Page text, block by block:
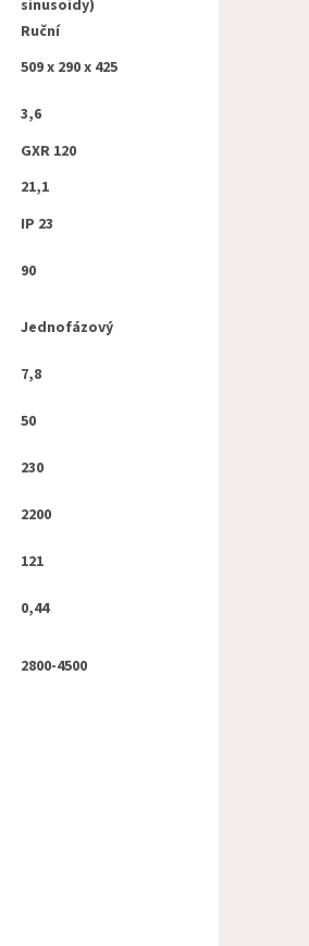
sinusoidy)
Ruční
509 x 290 x 425
3,6
GXR 120
21,1
IP 23
90
Jednofázový
7,8
50
230
2200
121
0,44
2800-4500